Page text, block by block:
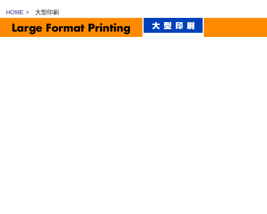
HOME > 大型印刷